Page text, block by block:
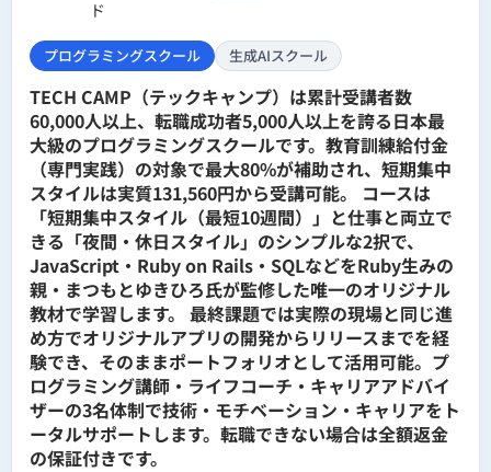
ド
プログラミングスクール 生成AIスクール
TECH CAMP（テックキャンプ）は累計受講者数
60,000人以上、転職成功者5,000人以上を誇る日本最
大級のプログラミングスクールです。教育訓練給付金
（専門実践）の対象で最大80%が補助され、短期集中
スタイルは実質131,560円から受講可能。 コースは
「短期集中スタイル（最短10週間）」と仕事と両立で
きる「夜間・休日スタイル」のシンプルな2択で、
JavaScript・Ruby on Rails・SQLなどをRuby生みの
親・まつもとゆきひろ氏が監修した唯一のオリジナル
教材で学習します。 最終課題では実際の現場と同じ進
め方でオリジナルアプリの開発からリリースまでを経
験でき、そのままポートフォリオとして活用可能。プ
ログラミング講師・ライフコーチ・キャリアアドバイ
ザーの3名体制で技術・モチベーション・キャリアをト
ータルサポートします。転職できない場合は全額返金
の保証付きです。